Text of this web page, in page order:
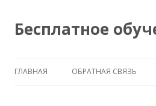
Бесплатное
ГЛАВНАЯ ОБРАТНАЯ СВЯЗЬ